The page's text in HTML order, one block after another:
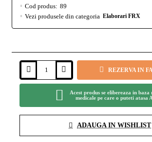
Cod produs: 89
Vezi produsele din categoria Elaborari FRX
REZERVA IN
Acest produs se elibereaza in baza
medicale pe care o puteti atasa
ADAUGA IN WISHLIST